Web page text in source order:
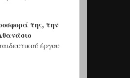
της, την
έργου